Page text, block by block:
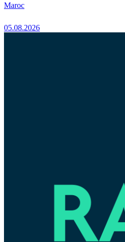
Maroc
05.08.2026